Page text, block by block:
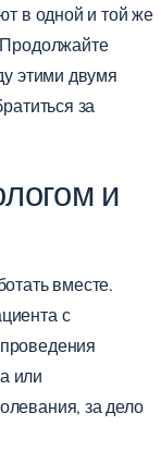
в одной и той же
этими двумя
за
и
вместе.
с
или
за дело